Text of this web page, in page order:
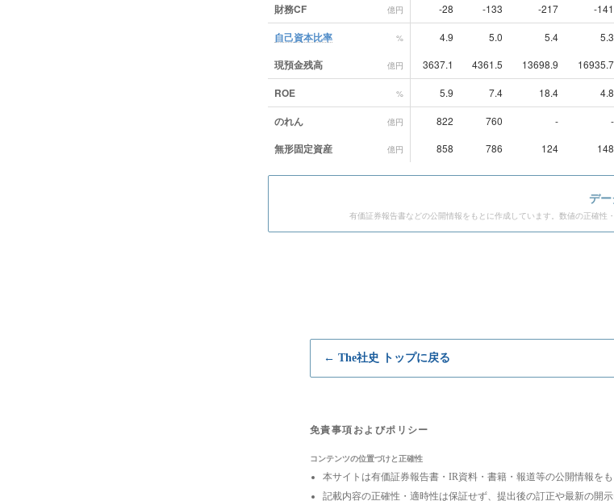
財務CF 億円 -28 -133 -217 -141
自己資本比率 % 4.9 5.0 5.4 5.3
現預金残高 億円 3637.1 4361.5 13698.9 16935.7
ROE % 5.9 7.4 18.4 4.8
のれん 億円 822 760 - -
無形固定資産 億円 858 786 124 148
デー
有価証券報告書などの公開情報をもとに作成しています。数値の正確性
← The社史 トップに戻る
免責事項およびポリシー
コンテンツの位置づけと正確性
本サイトは有価証券報告書・IR資料・書籍・報道等の公開情報を
記載内容の正確性・適時性は保証せず、提出後の訂正や最新の開